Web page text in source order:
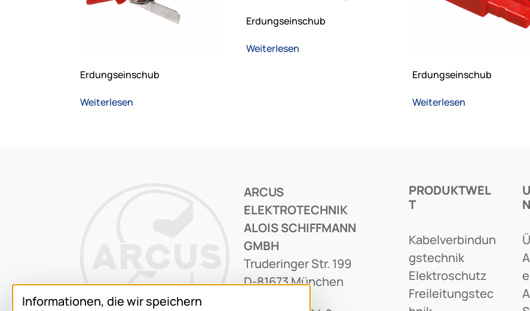
Erdungseinschub
Weiterlesen
Erdungseinschub
Weiterlesen
Erdungseinschub
Weiterlesen
ARCUS
ELEKTROTECHNIK
ALOIS SCHIFFMANN
GMBH
Truderinger Str. 199
D-81673 München
PRODUKTWEL
T
Kabelverbindun
Gstechnik
Elektroschutz
Freileitungstec
N
Informationen, die wir speichern